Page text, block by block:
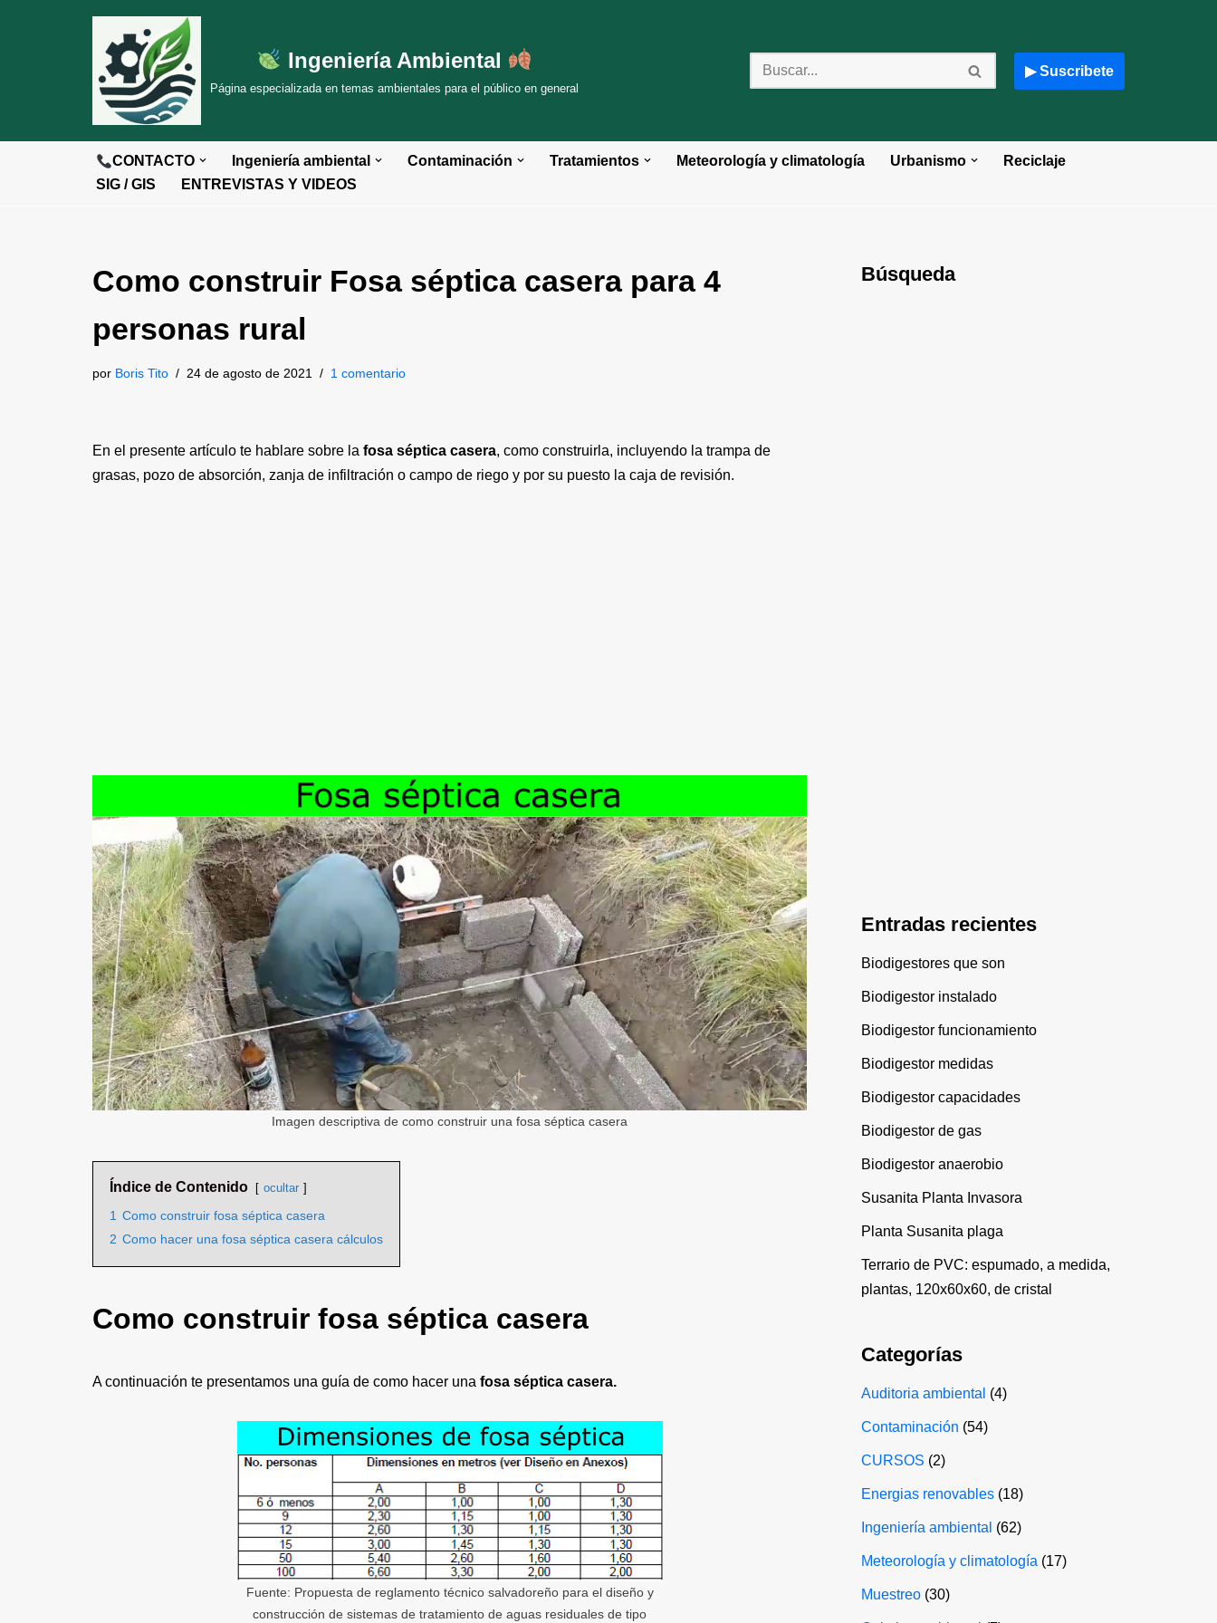
Ingeniería Ambiental
Página especializada en temas ambientales para el público en general
▶ Suscribete
CONTACTO Ingeniería ambiental Contaminación Tratamientos Meteorología y climatología Urbanismo
Reciclaje
SIG / GIS
ENTREVISTAS Y VIDEOS
Como construir Fosa séptica casera para 4
personas rural
por Boris Tito 24 de agosto de 2021 1 comentario
En el presente artículo te hablare sobre la fosa séptica casera, como construirla, incluyendo la trampa de
grasas, pozo de absorción, zanja de infiltración o campo de riego y por su puesto la caja de revisión.
Imagen descriptiva de como construir una fosa séptica casera
Índice de Contenido ocultar
1 Como construir fosa séptica casera
2 Como hacer una fosa séptica casera cálculos
Como construir fosa séptica casera
A continuación te presentamos una guía de como hacer una fosa séptica casera.
Fuente: Propuesta de reglamento técnico salvadoreño para el diseño y
construcción de sistemas de tratamiento de aguas residuales de tipo
Búsqueda
Entradas recientes
Biodigestores que son
Biodigestor instalado
Biodigestor funcionamiento
Biodigestor medidas
Biodigestor capacidades
Biodigestor de gas
Biodigestor anaerobio
Susanita Planta Invasora
Planta Susanita plaga
Terrario de PVC: espumado, a medida,
plantas, 120x60x60, de cristal
Categorías
Auditoria ambiental (4)
Contaminación (54)
CURSOS (2)
Energias renovables (18)
Ingeniería ambiental (62)
Meteorología y climatología (17)
Muestreo (30)